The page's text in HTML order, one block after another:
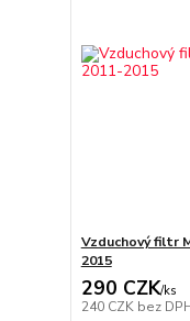
Vzduchový filtr
2015
290 CZK/ks
240 CZK bez